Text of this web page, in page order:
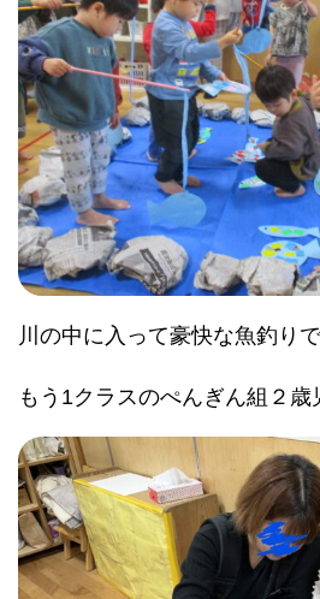
川の中に入って豪快な魚釣り
もう1クラスのぺんぎん組２歳